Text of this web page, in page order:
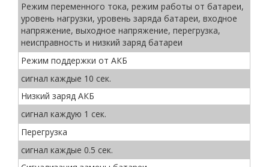
Режим переменного тока, режим работы от батареи,
уровень нагрузки, уровень заряда батареи, входное
напряжение, выходное напряжение, перегрузка,
неисправность и низкий заряд батареи
Режим поддержки от АКБ
сигнал каждые 10 сек.
Низкий заряд АКБ
сигнал каждую 1 сек.
Перегрузка
сигнал каждые 0.5 сек.